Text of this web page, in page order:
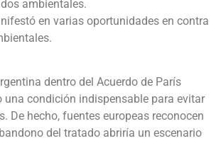
en varias oportunidades en contra
dentro del Acuerdo de París
una condición indispensable para evitar
De hecho, fuentes europeas reconocen
del tratado abriría un escenario